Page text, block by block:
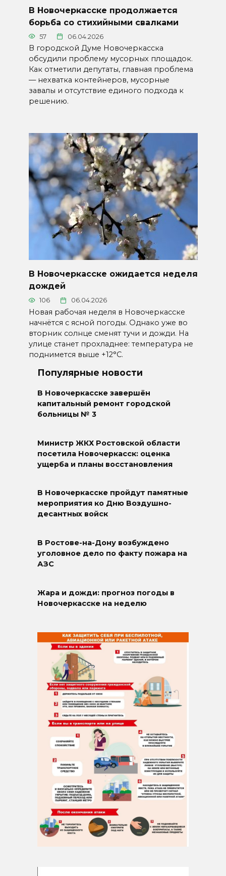
В Новочеркасске продолжается
борьба со стихийными свалками
57 06.04.2026
В городской Думе Новочеркасска
обсудили проблему мусорных площадок.
Как отметили депутаты, главная проблема
— нехватка контейнеров, мусорные
завалы и отсутствие единого подхода к
решению.
В Новочеркасске ожидается неделя
дождей
106 06.04.2026
Новая рабочая неделя в Новочеркасске
начнётся с ясной погоды. Однако уже во
вторник солнце сменят тучи и дожди. На
улице станет прохладнее: температура не
поднимется выше +12°C.
Популярные новости
В Новочеркасске завершён
капитальный ремонт городской
больницы № 3
Министр ЖКХ Ростовской области
посетила Новочеркасск: оценка
ущерба и планы восстановления
В Новочеркасске пройдут памятные
мероприятия ко Дню Воздушно-
десантных войск
В Ростове-на-Дону возбуждено
уголовное дело по факту пожара на
АЗС
Жара и дожди: прогноз погоды в
Новочеркасске на неделю